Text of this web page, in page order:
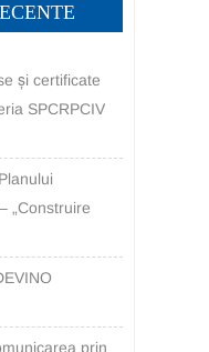
și certificate
SPCRPCIV
„Construire
prin